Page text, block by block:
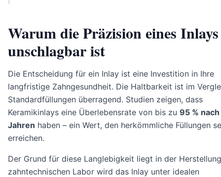
Warum die Präzision eines Inlays
unschlagbar ist
Die Entscheidung für ein Inlay ist eine Investition in Ihre
langfristige Zahngesundheit. Die Haltbarkeit ist im
Standardfüllungen überragend. Studien zeigen, dass
Keramikinlays eine Überlebensrate von bis zu 95 % nach
Jahren haben – ein Wert, den herkömmliche Füllungen
erreichen.
Der Grund für diese Langlebigkeit liegt in der
zahntechnischen Labor wird das Inlay unter idealen